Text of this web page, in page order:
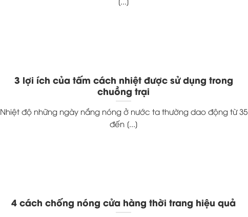
3 lợi ích của tấm cách nhiệt được sử dụng trong
chuồng trại
Nhiệt độ những ngày nắng nóng ở nước ta thường dao động từ 35
đến [...]
4 cách chống nóng cửa hàng thời trang hiệu quả